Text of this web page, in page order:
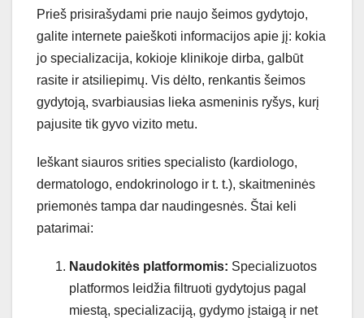
Prieš prisirašydami prie naujo šeimos gydytojo,
galite internete paieškoti informacijos apie jį: kokia
jo specializacija, kokioje klinikoje dirba, galbūt
rasite ir atsiliepimų. Vis dėlto, renkantis šeimos
gydytoją, svarbiausias lieka asmeninis ryšys, kurį
pajusite tik gyvo vizito metu.
Ieškant siauros srities specialisto (kardiologo,
dermatologo, endokrinologo ir t. t.), skaitmeninės
priemonės tampa dar naudingesnės. Štai keli
patarimai:
Naudokitės platformomis: Specializuotos
platformos leidžia filtruoti gydytojus pagal
miestą, specializaciją, gydymo įstaigą ir net